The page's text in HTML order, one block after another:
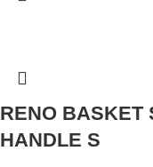
RENO BASKET
HANDLE S